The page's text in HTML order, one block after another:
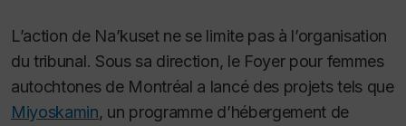
L’action de Na’kuset ne se limite pas à l’organisation
du tribunal. Sous sa direction, le Foyer pour femmes
autochtones de Montréal a lancé des projets tels que
Miyoskamin, un programme d’hébergement de